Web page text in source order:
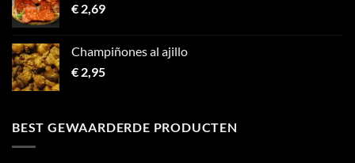
€ 2,69
Champiñones al ajillo
€ 2,95
BEST GEWAARDERDE PRODUCTEN